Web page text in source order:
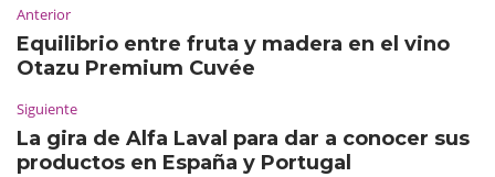
Anterior
Equilibrio entre fruta y madera en el vino
Otazu Premium Cuvée
Siguiente
La gira de Alfa Laval para dar a conocer sus
productos en España y Portugal